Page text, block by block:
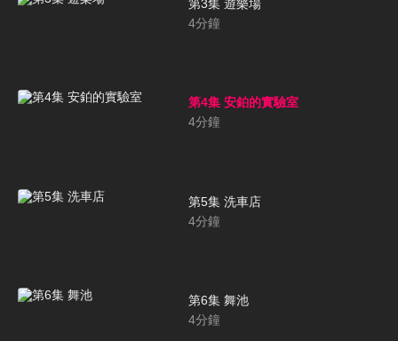
第3集 遊樂場
4分鐘
第4集 安鉑的實驗室
4分鐘
第5集 洗車店
4分鐘
第6集 舞池
4分鐘